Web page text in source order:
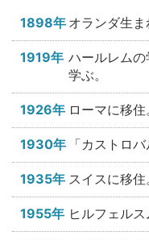
1898年 オランダ生ま
1919年 ハールレム
学ぶ。
1926年 ローマに移住
1930年 「カストロ
1935年 スイスに移住
1955年 ヒルフェルス